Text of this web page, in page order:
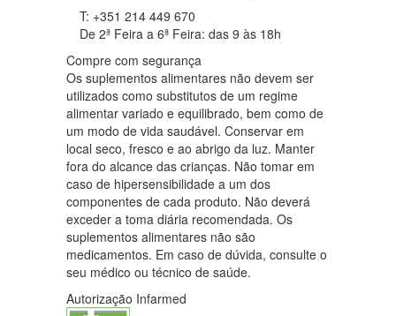
T: +351 214 449 670
De 2ª Feira a 6ª Feira: das 9 às 18h
Compre com segurança
Os suplementos alimentares não devem ser
utilizados como substitutos de um regime
alimentar variado e equilibrado, bem como de
um modo de vida saudável. Conservar em
local seco, fresco e ao abrigo da luz. Manter
fora do alcance das crianças. Não tomar em
caso de hipersensibilidade a um dos
componentes de cada produto. Não deverá
exceder a toma diária recomendada. Os
suplementos alimentares não são
medicamentos. Em caso de dúvida, consulte o
seu médico ou técnico de saúde.
Autorização Infarmed